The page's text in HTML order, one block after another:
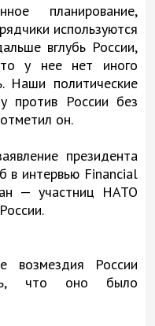
планирование,
используются
вглубь России,
у нее нет иного
Наши политические
против России без
он.
президента
в интервью Financial
— участниц НАТО
возмездия России
что оно было